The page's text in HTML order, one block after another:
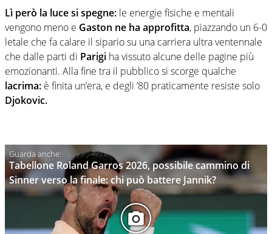
Lì però la luce si spegne: le energie fisiche e mentali
vengono meno e Gaston ne ha approfitta, piazzando un 6-0
letale che fa calare il sipario su una carriera ultra ventennale
che dalle parti di Parigi ha vissuto alcune delle pagine più
emozionanti. Alla fine tra il pubblico si scorge qualche
lacrima: è finita un’era, e degli ’80 praticamente resiste solo
Djokovic.
Tabellone Roland Garros 2026, possibile cammino di
Sinner verso la finale: chi può battere Jannik?